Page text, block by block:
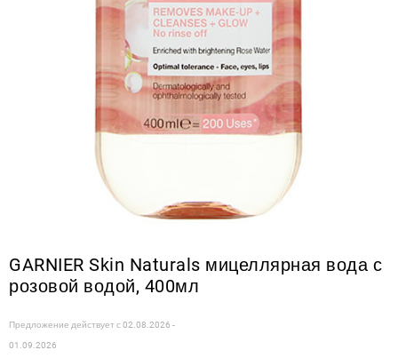
GARNIER Skin Naturals мицеллярная вода с
розовой водой, 400мл
Предложение действует с02.08.2026 -
01.09.2026